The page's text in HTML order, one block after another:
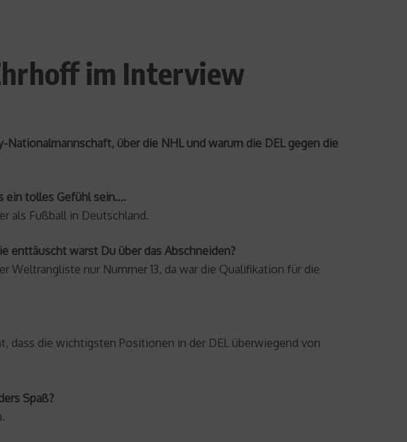
im Interview
über die NHL und warum die DEL gegen die
ein tolles Gefühl sein….
als Fußball in Deutschland.
enttäuscht warst Du über das Abschneiden?
Weltrangliste nur Nummer 13, da war die Qualifikation für die
dass die wichtigsten Positionen in der DEL überwiegend von
Spaß?